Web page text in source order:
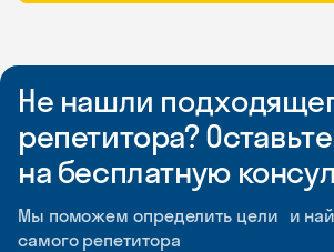
Не нашли
репетитора?
на бесплатную
Мы поможем определить цели и
самого репетитора